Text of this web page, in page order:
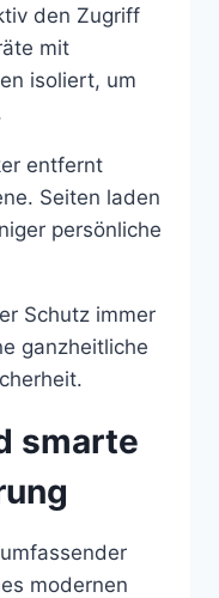
den Zugriff
mit
isoliert, um
entfernt
Seiten laden
persönliche
Schutz immer
ganzheitliche
smarte
modernen